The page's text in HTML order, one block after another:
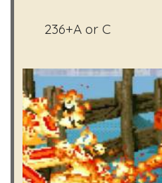
236+A or C